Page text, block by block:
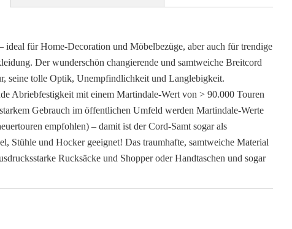
ideal für Home-Decoration und Möbelbezüge, aber auch für trendige
Der wunderschön changierende und samtweiche Breitcord
seine tolle Optik, Unempfindlichkeit und Langlebigkeit.
Abriebfestigkeit mit einem Martindale-Wert von > 90.000 Touren
Gebrauch im öffentlichen Umfeld werden Martindale-Werte
empfohlen) – damit ist der Cord-Samt sogar als
Stühle und Hocker geeignet! Das traumhafte, samtweiche Material
Rucksäcke und Shopper oder Handtaschen und sogar